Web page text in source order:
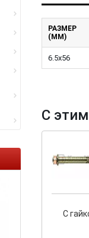
Ликвидация
РАЗМЕР
(ММ)
6.5x56
С
С